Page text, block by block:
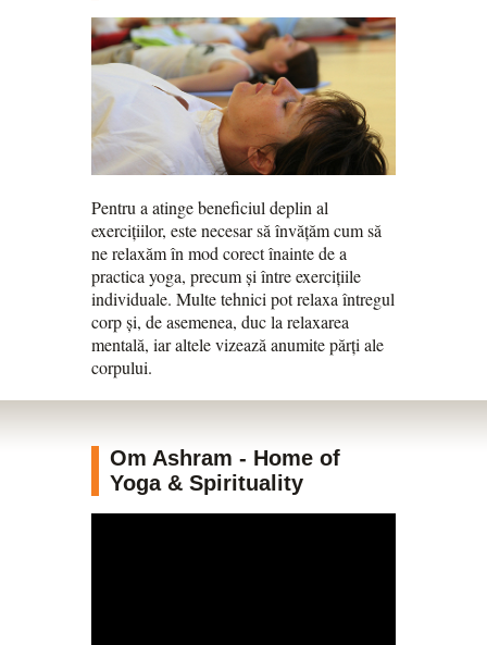
Pentru a atinge beneficiul deplin al
exercițiilor, este necesar să învățăm cum să
ne relaxăm în mod corect înainte de a
practica yoga, precum și între exercițiile
individuale. Multe tehnici pot relaxa întregul
corp și, de asemenea, duc la relaxarea
mentală, iar altele vizează anumite părți ale
corpului.
Om Ashram - Home of
Yoga & Spirituality